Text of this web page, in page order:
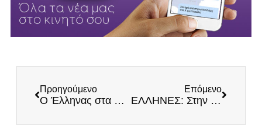
Προηγούμενο
Ο Έλληνας στα Φτερά της Ευτυχίας
Επόμενο
ΕΛΛΗΝΕΣ: Στην κοπή της Βασιλόπιτας του Εμπορικού Συλλόγου Λάρισας